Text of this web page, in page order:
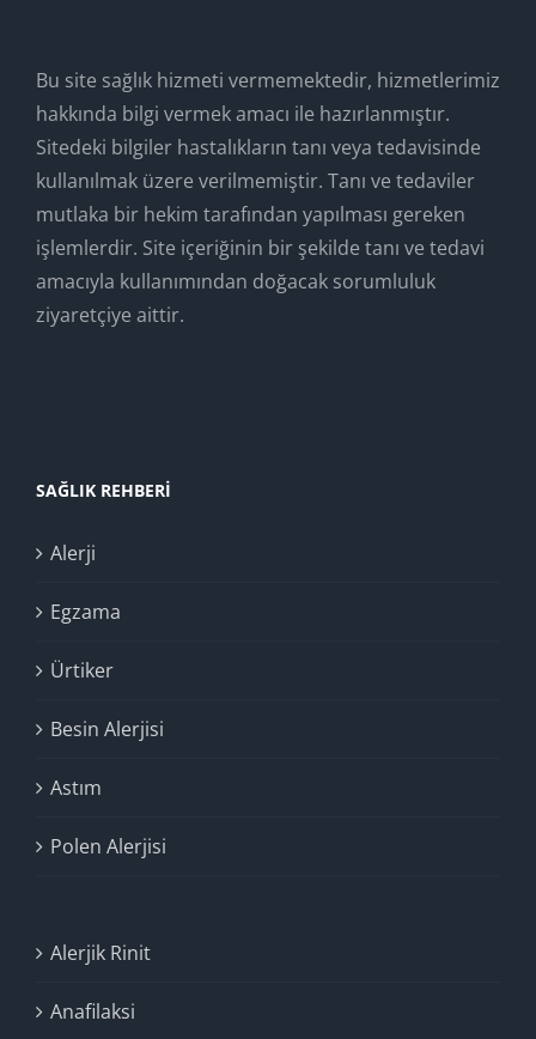
Bu site sağlık hizmeti vermemektedir, hizmetlerimiz
hakkında bilgi vermek amacı ile hazırlanmıştır.
Sitedeki bilgiler hastalıkların tanı veya tedavisinde
kullanılmak üzere verilmemiştir. Tanı ve tedaviler
mutlaka bir hekim tarafından yapılması gereken
işlemlerdir. Site içeriğinin bir şekilde tanı ve tedavi
amacıyla kullanımından doğacak sorumluluk
ziyaretçiye aittir.
SAĞLIK REHBERI
Alerji
Egzama
Ürtiker
Besin Alerjisi
Astım
Polen Alerjisi
Alerjik Rinit
Anafilaksi